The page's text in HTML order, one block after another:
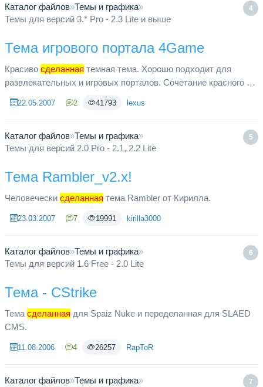
4
Каталог файлов»Темы и графика»
Темы для версий 3.* Pro - 2.3 Lite и выше
Тема игрового портала 4Game
Красиво сделанная темная тема. Хорошо подходит для
развлекательных и игровых порталов. Сочетание красного и
22.05.2007 2 41793 lexus
5
Каталог файлов»Темы и графика»
Темы для версий 2.0 Pro - 2.1, 2.2 Lite
Тема Rambler_v2.x!
Человечески сделанная тема Rambler от Кирилла.
23.03.2007 7 19991 kirilla3000
6
Каталог файлов»Темы и графика»
Темы для версий 1.6 Free - 2.0 Lite
Тема - CStrike
Тема сделанная для Spaiz Nuke и переделанная для SLAED
CMS.
11.08.2006 4 26257 RapToR
7
Каталог файлов»Темы и графика»